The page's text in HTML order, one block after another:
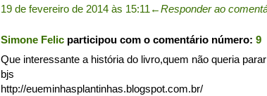
19 de fevereiro de 2014 às 15:11 ←Responder ao
Simone Felic participou com o comentário número: 9
Que interessante a história do livro,quem não queria
bjs
http://eueminhasplantinhas.blogspot.com.br/